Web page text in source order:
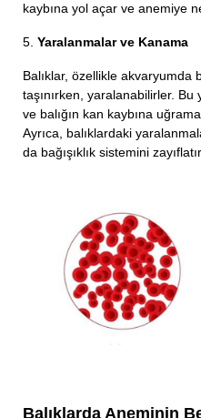
kaybına yol açar ve anemiye
5. Yaralanmalar ve Kanama
Balıklar, özellikle
taşınırken, yaralanabilirler.
ve balığın kan kaybına
Ayrıca, balıklardaki
da bağışıklık sistemini
Balıklarda Aneminin